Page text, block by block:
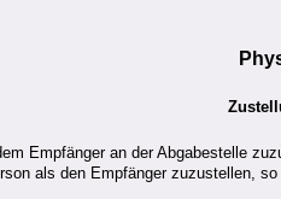
Empfänger an der Abgabestelle
als den Empfänger zuzustellen,